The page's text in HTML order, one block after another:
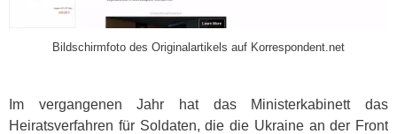
Bildschirmfoto des Originalartikels auf Korrespondent.net
Im vergangenen Jahr hat das Ministerkabinett das
Heiratsverfahren für Soldaten, die die Ukraine an der Front